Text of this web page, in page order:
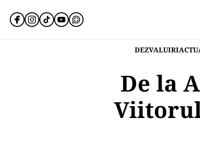
DEZVALUIRI
De la